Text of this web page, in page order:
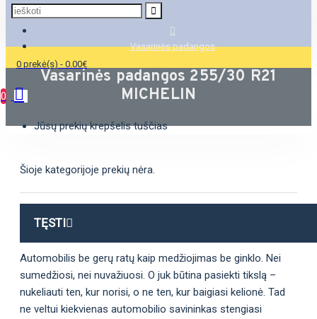
0 prekė(s) - 0.00€
0
Jūsų prekių krepšelis tuščias
Vasarinės padangos
Vasarinės padangos 255/30 R21
MICHELIN
Šioje kategorijoje prekių nėra.
TĘSTI
Automobilis be gerų ratų kaip medžiojimas be ginklo. Nei
sumedžiosi, nei nuvažiuosi. O juk būtina pasiekti tikslą –
nukeliauti ten, kur norisi, o ne ten, kur baigiasi kelionė. Tad
ne veltui kiekvienas automobilio savininkas stengiasi